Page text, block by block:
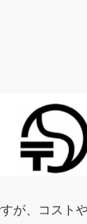
が、コスト